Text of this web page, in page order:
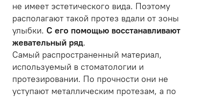
не имеет эстетического вида. Поэтому
располагают такой протез вдали от зоны
улыбки. С его помощью восстанавливают
жевательный ряд.
Самый распространенный материал,
используемый в стоматологии и
протезировании. По прочности они не
уступают металлическим протезам, а по